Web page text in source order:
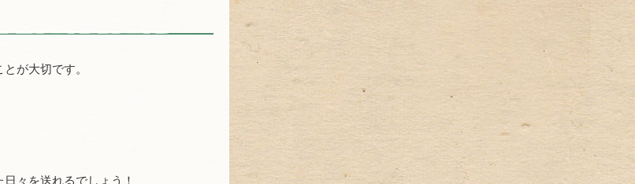
が大切です。
々を送れるでしょう！